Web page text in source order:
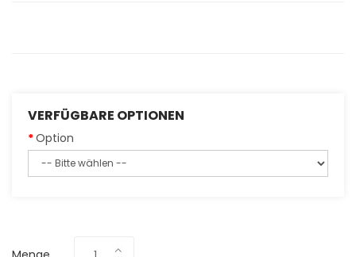
VERFÜGBARE OPTIONEN
Option